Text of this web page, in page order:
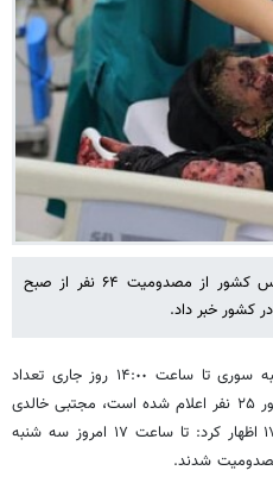
ایسنا نوشت: سخنگوی سازمان اورژانس کشور از مصدومیت ۶۴ نفر از صبح
در حالی که از صبح امروز آغاز چهارشنبه سوری تا ساعت ١۴:٠٠ روز جاری تعداد
مصدومان چهارشنبه سوری در سطح کشور ٢۵ نفر اعلام شده است، مجتبی خالدی
در خصوص تعداد مصدومان تا ساعت ١٧ اظهار کرد: تا ساعت ١٧ امروز سه شنبه